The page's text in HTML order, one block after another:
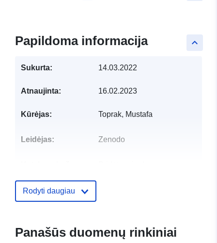
keyboard_arrow_up
Papildoma informacija
Sukurta: 14.03.2022
Atnaujinta: 16.02.2023
Kūrėjas: Toprak, Mustafa
Leidėjas: Zenodo
Kiti
Rodyti daugiau
Panašūs duomenų rinkiniai